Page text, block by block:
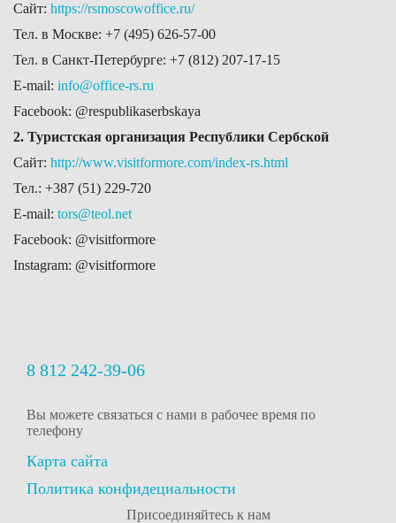
Сайт: https://rsmoscowoffice.ru/
Тел. в Москве: +7 (495) 626-57-00
Тел. в Санкт-Петербурге: +7 (812) 207-17-15
E-mail: info@office-rs.ru
Facebook: @respublikaserbskaya
2. Туристская организация Республики Сербской
Сайт: http://www.visitformore.com/index-rs.html
Тел.: +387 (51) 229-720
E-mail: tors@teol.net
Facebook: @visitformore
Instagram: @visitformore
8 812 242-39-06
Вы можете связаться с нами в рабочее время по
телефону
Карта сайта
Политика конфидециальности
Присоединяйтесь к нам